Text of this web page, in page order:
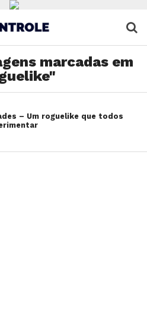
marcadas em
– Um roguelike que todos